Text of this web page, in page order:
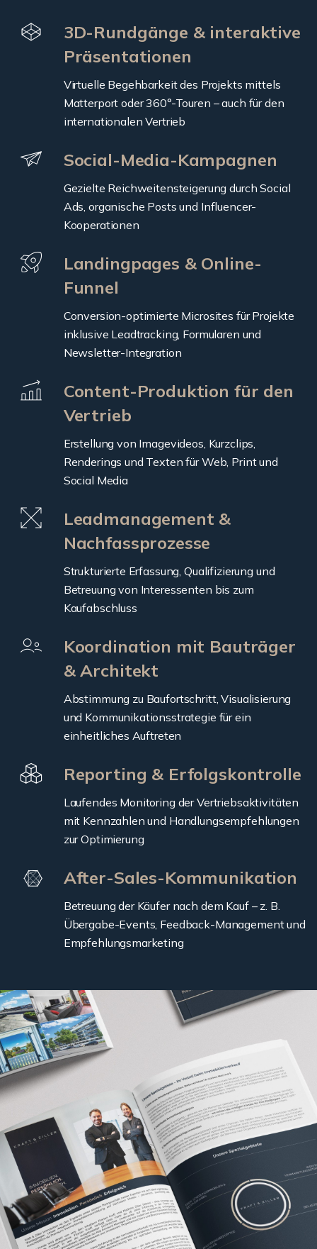
3D-Rundgänge & interaktive
Präsentationen
Virtuelle Begehbarkeit des Projekts mittels
Matterport oder 360°-Touren – auch für den
internationalen Vertrieb
Social-Media-Kampagnen
Gezielte Reichweitensteigerung durch Social
Ads, organische Posts und Influencer-
Kooperationen
Landingpages & Online-
Funnel
Conversion-optimierte Microsites für Projekte
inklusive Leadtracking, Formularen und
Newsletter-Integration
Content-Produktion für den
Vertrieb
Erstellung von Imagevideos, Kurzclips,
Renderings und Texten für Web, Print und
Social Media
Leadmanagement &
Nachfassprozesse
Strukturierte Erfassung, Qualifizierung und
Betreuung von Interessenten bis zum
Kaufabschluss
Koordination mit Bauträger
& Architekt
Abstimmung zu Baufortschritt, Visualisierung
und Kommunikationsstrategie für ein
einheitliches Auftreten
Reporting & Erfolgskontrolle
Laufendes Monitoring der Vertriebsaktivitäten
mit Kennzahlen und Handlungsempfehlungen
zur Optimierung
After-Sales-Kommunikation
Betreuung der Käufer nach dem Kauf – z. B.
Übergabe-Events, Feedback-Management und
Empfehlungsmarketing